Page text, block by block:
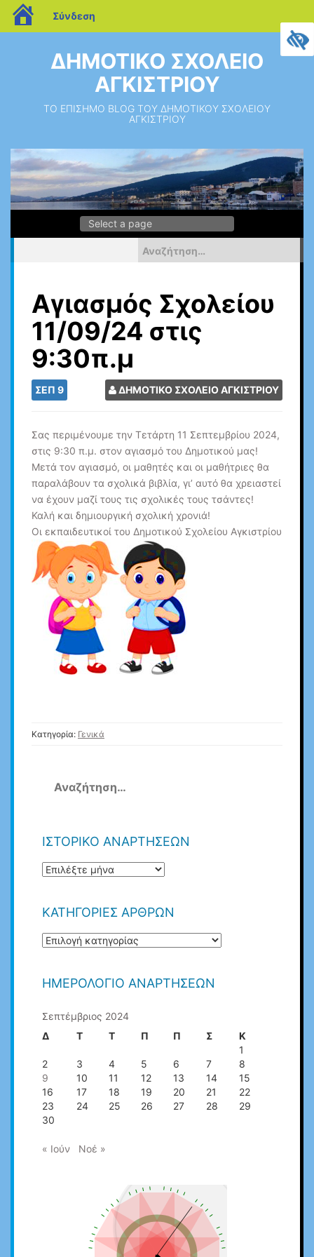
περιεχόμενοΔΗΜΟΤΙΚΟ ΣΧΟΛΕΙΟ
ΑΓΚΙΣΤΡΙΟΥ
ΤΟ ΕΠΙΣΗΜΟ BLOG ΤΟΥ ΔΗΜΟΤΙΚΟΥ ΣΧΟΛΕΙΟΥ
ΑΓΚΙΣΤΡΙΟΥ
για:
Αγιασμός Σχολείου
11/09/24 στις
9:30π.μ
ΣΕΠ 9 ΔΗΜΟΤΙΚΟ ΣΧΟΛΕΙΟ ΑΓΚΙΣΤΡΙΟΥ
Σας περιμένουμε την Τετάρτη 11 Σεπτεμβρίου 2024,
στις 9:30 π.μ. στον αγιασμό του Δημοτικού μας!
Μετά τον αγιασμό, οι μαθητές και οι μαθήτριες θα
παραλάβουν τα σχολικά βιβλία, γι’ αυτό θα χρειαστεί
να έχουν μαζί τους τις σχολικές τους τσάντες!
Καλή και δημιουργική σχολική χρονιά!
Οι εκπαιδευτικοί του Δημοτικού Σχολείου Αγκιστρίου
Κατηγορία: Γενικά
για:
ΙΣΤΟΡΙΚΟ ΑΝΑΡΤΗΣΕΩΝ
ΙΣΤΟΡΙΚΟ
ΚΑΤΗΓΟΡΙΕΣ ΑΡΘΡΩΝ
ΚΑΤΗΓΟΡΙΕΣ
ΗΜΕΡΟΛΌΓΙΟ ΑΝΑΡΤΉΣΕΩΝ
Σεπτέμβριος 2024
Δ
Τ Τ Π Π Σ
Κ
1
2
3 4 5 6 7
8
9
10 11 12 13 14
15
16
17 18 19 20 21
22
23
24 25 26 27 28
29
30
« Ιούν Νοέ »
blogs.sch.gr
Σύνδεση